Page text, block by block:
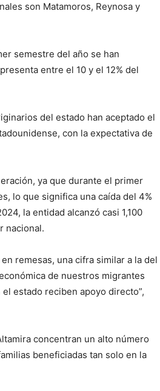
son Matamoros, Reynosa y
semestre del año se han
entre el 10 y el 12% del
del estado han aceptado el
con la expectativa de
ya que durante el primer
lo que significa una caída del 4%
la entidad alcanzó casi 1,100
nacional.
remesas, una cifra similar a la del
de nuestros migrantes
estado reciben apoyo directo”,
concentran un alto número
beneficiadas tan solo en la